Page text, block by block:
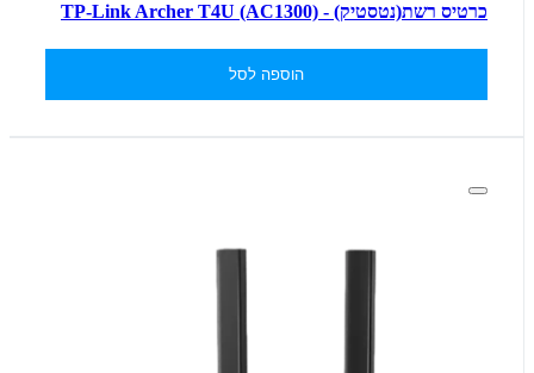
כרטיס רשת(נטסטיק) - TP-Link Archer T4U (AC1300)
הוספה לסל